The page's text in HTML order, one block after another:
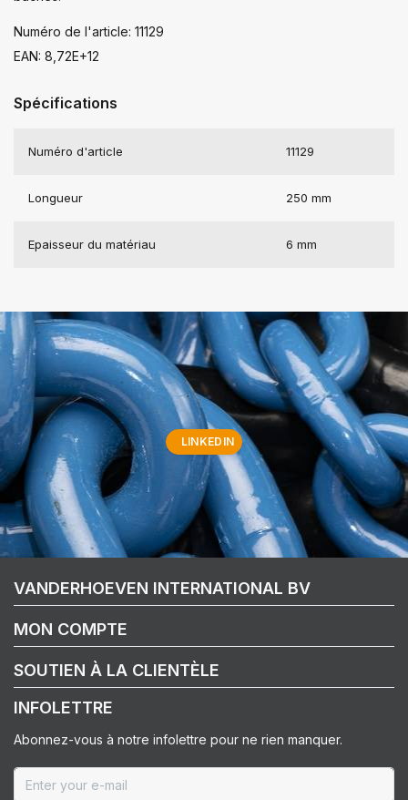
Numéro de l'article: 11129
EAN: 8,72E+12
Spécifications
Numéro d'article 11129
Longueur 250 mm
Epaisseur du matériau 6 mm
LINKEDIN
VANDERHOEVEN INTERNATIONAL BV
MON COMPTE
SOUTIEN À LA CLIENTÈLE
INFOLETTRE
Abonnez-vous à notre infolettre pour ne rien manquer.